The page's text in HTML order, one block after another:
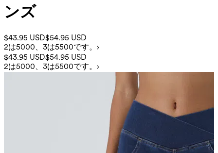
ンズ
$43.95 USD$54.95 USD
2は5000、3は5500です。
$43.95 USD$54.95 USD
2は5000、3は5500です。